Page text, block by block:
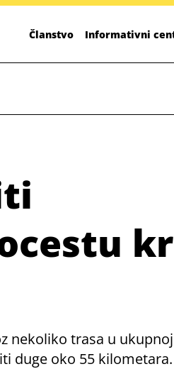
Članstvo Informativni
nekoliko trasa u
duge oko 55 kilometara.